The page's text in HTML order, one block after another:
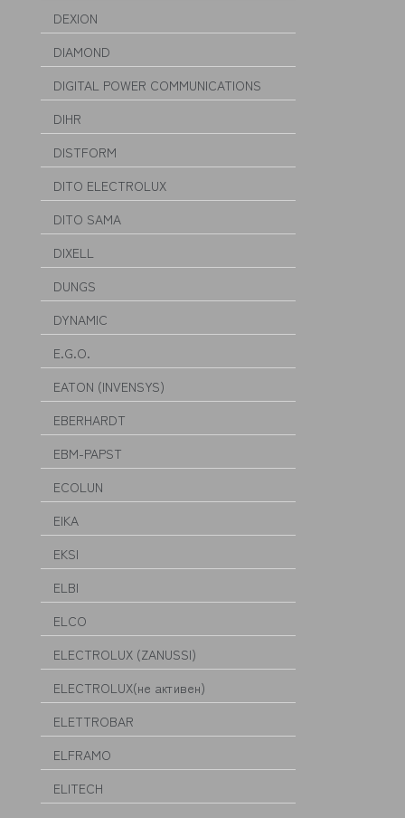
DEXION
DIAMOND
DIGITAL POWER COMMUNICATIONS
DIHR
DISTFORM
DITO ELECTROLUX
DITO SAMA
DIXELL
DUNGS
DYNAMIC
E.G.O.
EATON (INVENSYS)
EBERHARDT
EBM-PAPST
ECOLUN
EIKA
EKSI
ELBI
ELCO
ELECTROLUX (ZANUSSI)
ELECTROLUX(не активен)
ELETTROBAR
ELFRAMO
ELITECH